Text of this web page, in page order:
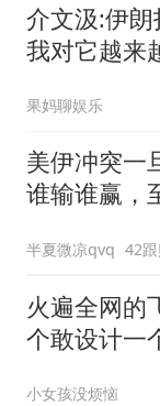
介文汲:伊朗
我对它越来
果妈聊娱乐
美伊冲突一
谁输谁赢，
半夏微凉qvq 42
火遍全网的
个敢设计一
小女孩没烦恼